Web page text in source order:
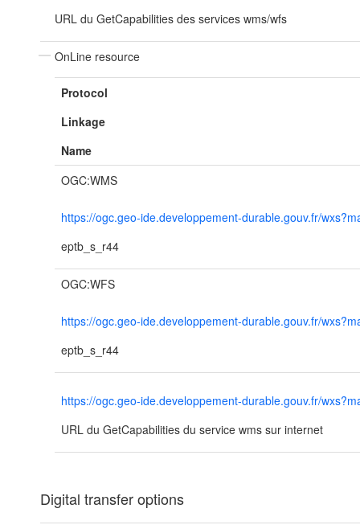
URL du GetCapabilities des services wms/wfs
OnLine resource
Protocol
Linkage
Name
OGC:WMS
https://ogc.geo-ide.developpement-durable.gouv.fr/
eptb_s_r44
OGC:WFS
https://ogc.geo-ide.developpement-durable.gouv.fr/
eptb_s_r44
https://ogc.geo-ide.developpement-durable.gouv.fr/
URL du GetCapabilities du service wms sur internet
Digital transfer options